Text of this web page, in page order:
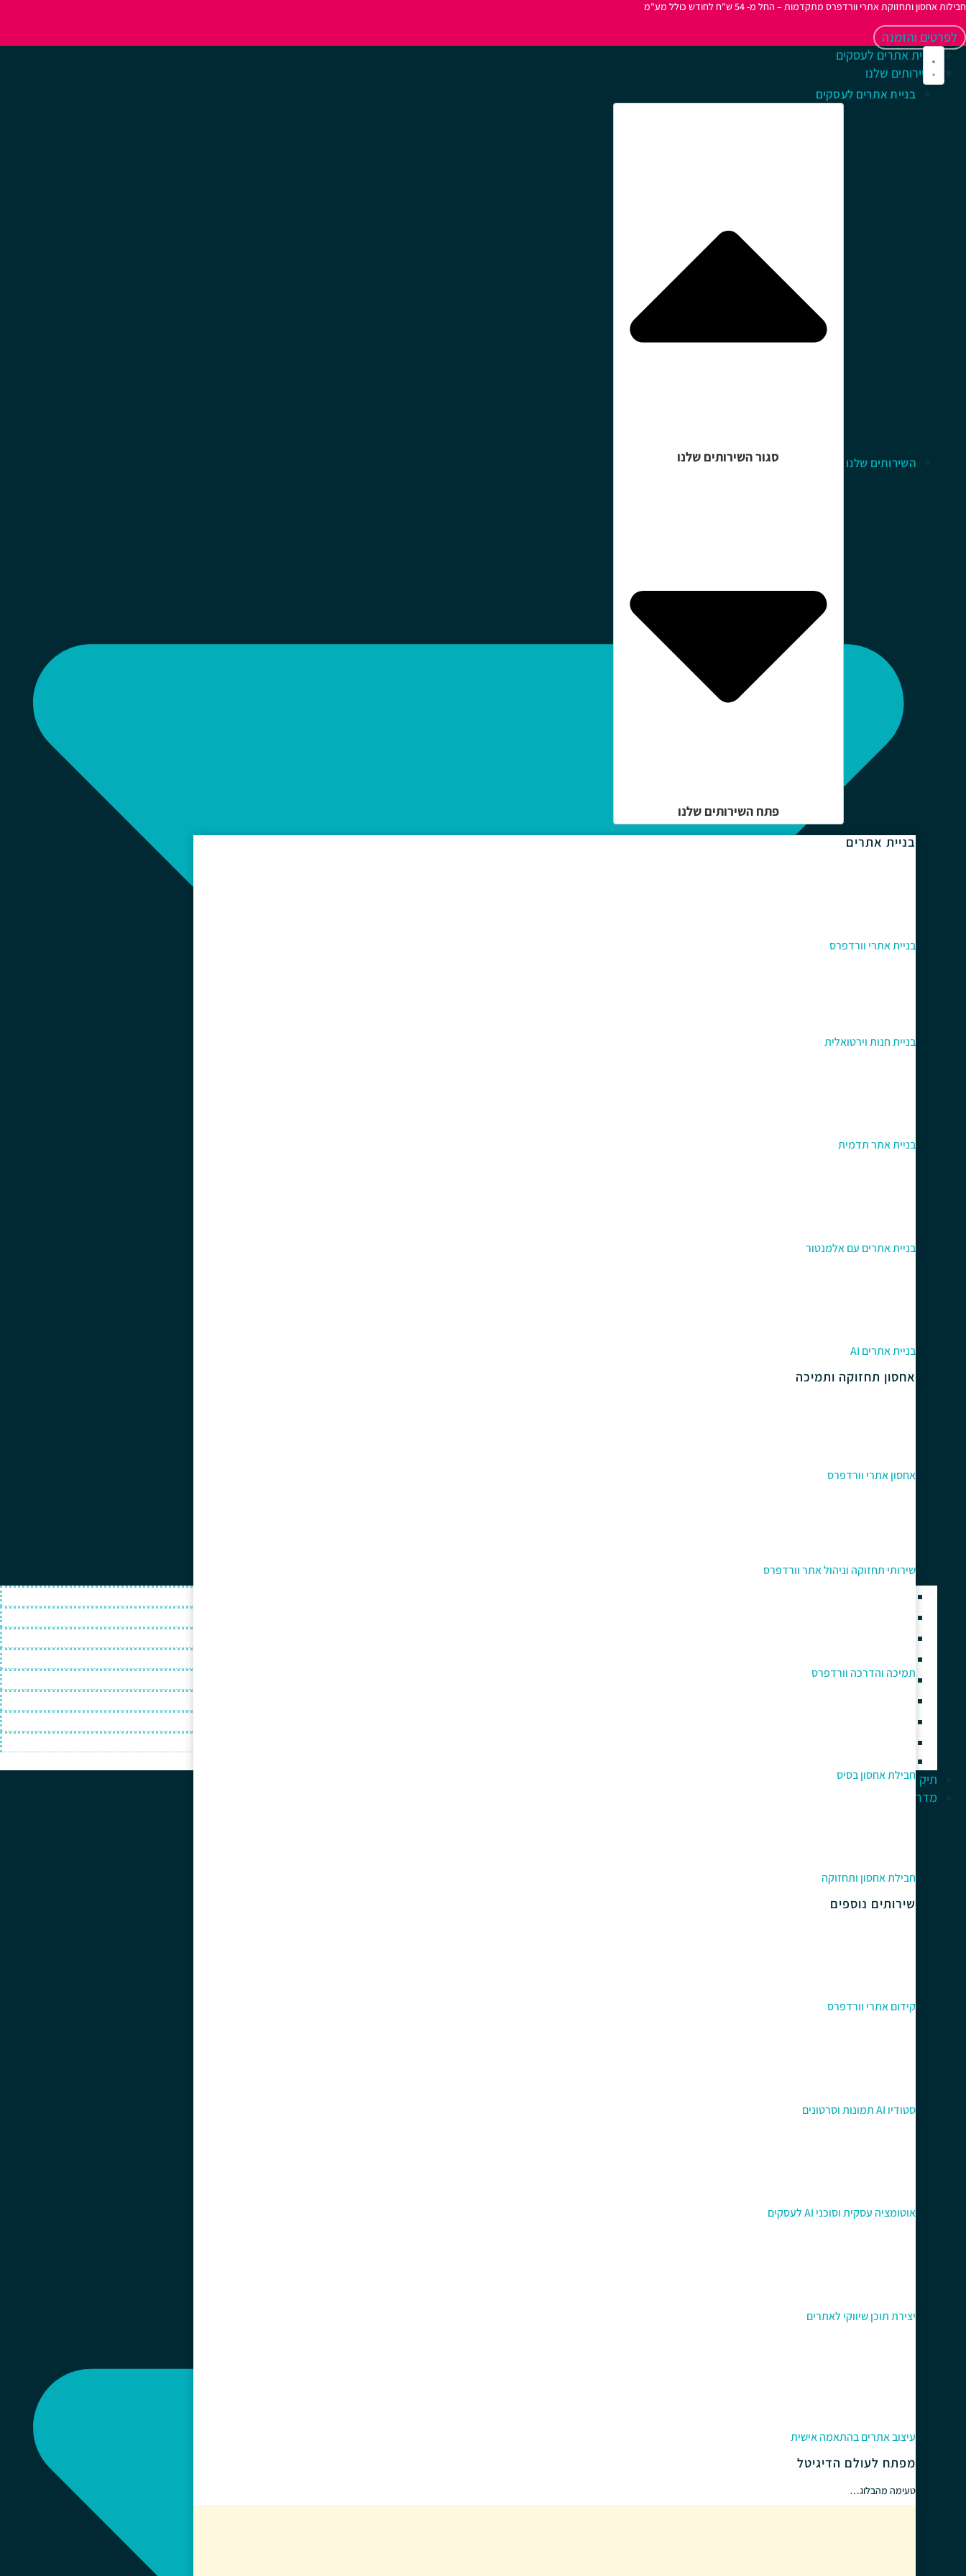
חבילות אחסון ותחזוקת אתרי וורדפרס מתקדמות – החל מ- 54 ש"ח לחודש כולל מע"מ
לפרטים והזמנה
בניית אתרים לעסקים
השירותים שלנו סגור השירותים שלנו
פתח השירותים שלנו
בניית אתרים
בניית אתרי וורדפרס
בניית חנות וירטואלית
בניית אתר תדמית
בניית אתרים עם אלמנטור
בניית אתרים AI
אחסון תחזוקה ותמיכה
אחסון אתרי וורדפרס
שירותי תחזוקה וניהול אתר וורדפרס
תמיכה והדרכה וורדפרס
חבילת אחסון בסיס
חבילת אחסון ותחזוקה
שירותים נוספים
קידום אתרי וורדפרס
סטודיו AI תמונות וסרטונים
אוטומציה עסקית וסוכני AI לעסקים
יצירת תוכן שיווקי לאתרים
עיצוב אתרים בהתאמה אישית
מפתח לעולם הדיגיטל
טעימה מהבלוג…
בניית אתרים לעסקים
השירותים שלנו
אחסון אתרי וורדפרס איכותי
תיק עבודות
מדריך למתחלים